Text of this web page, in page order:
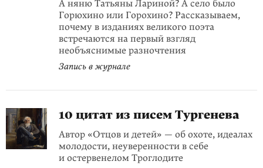
А няню Татьяны Лариной? А село было
Горюхино или Горохино? Рассказываем,
почему в изданиях великого поэта
встречаются на первый взгляд
необъяснимые разночтения
Запись в журнале
10 цитат из писем Тургенева
Автор «Отцов и детей» — об охоте, идеалах
молодости, неуверенности в себе
и остервенелом Троглодите